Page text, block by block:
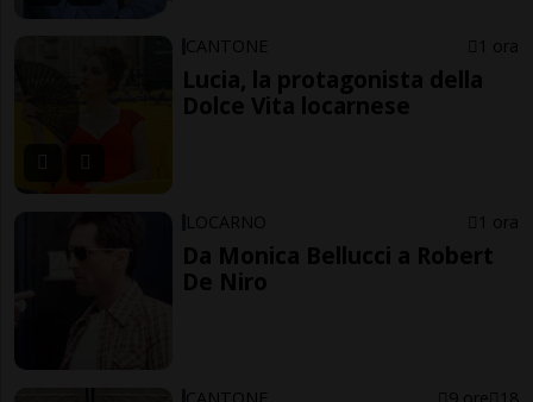
CANTONE 1 ora
Lucia, la protagonista della
Dolce Vita locarnese
LOCARNO 1 ora
Da Monica Bellucci a Robert
De Niro
CANTONE 9 ore 18